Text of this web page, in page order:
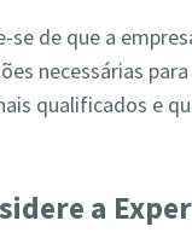
se de que a
necessárias
qualificados e
a